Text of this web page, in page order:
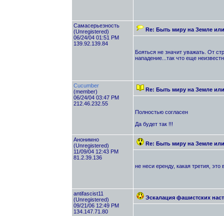
Самасерьезность
(Unregistered)
06/24/04 01:51 PM
139.92.139.84
Re: Быть миру на Земле
Бояться не значит уважать. От
нападение...так что еще
Cucumber
(member)
06/24/04 03:47 PM
212.46.232.55
Re: Быть миру на Земле
Полностью согласен
Да будет так !!!
Анонимно
(Unregistered)
11/09/04 12:43 PM
81.2.39.136
Re: Быть миру на Земле
не неси еренду, какая третия,
antifascist11
(Unregistered)
09/21/06 12:49 PM
134.147.71.80
Эскалация фашистских